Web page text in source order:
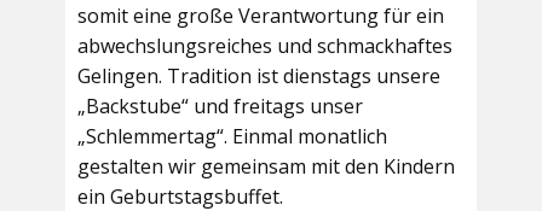
somit eine große Verantwortung für ein
abwechslungsreiches und schmackhaftes
Gelingen. Tradition ist dienstags unsere
„Backstube“ und freitags unser
„Schlemmertag“. Einmal monatlich
gestalten wir gemeinsam mit den Kindern
ein Geburtstagsbuffet.